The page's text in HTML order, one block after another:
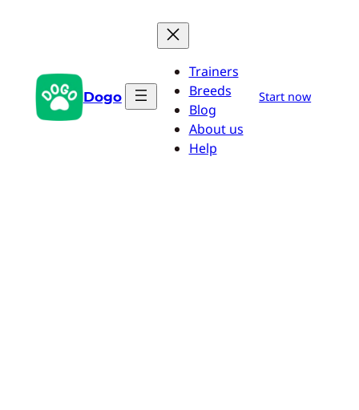
Dogo
Trainers
Breeds
Blog
About us
Help
Start now